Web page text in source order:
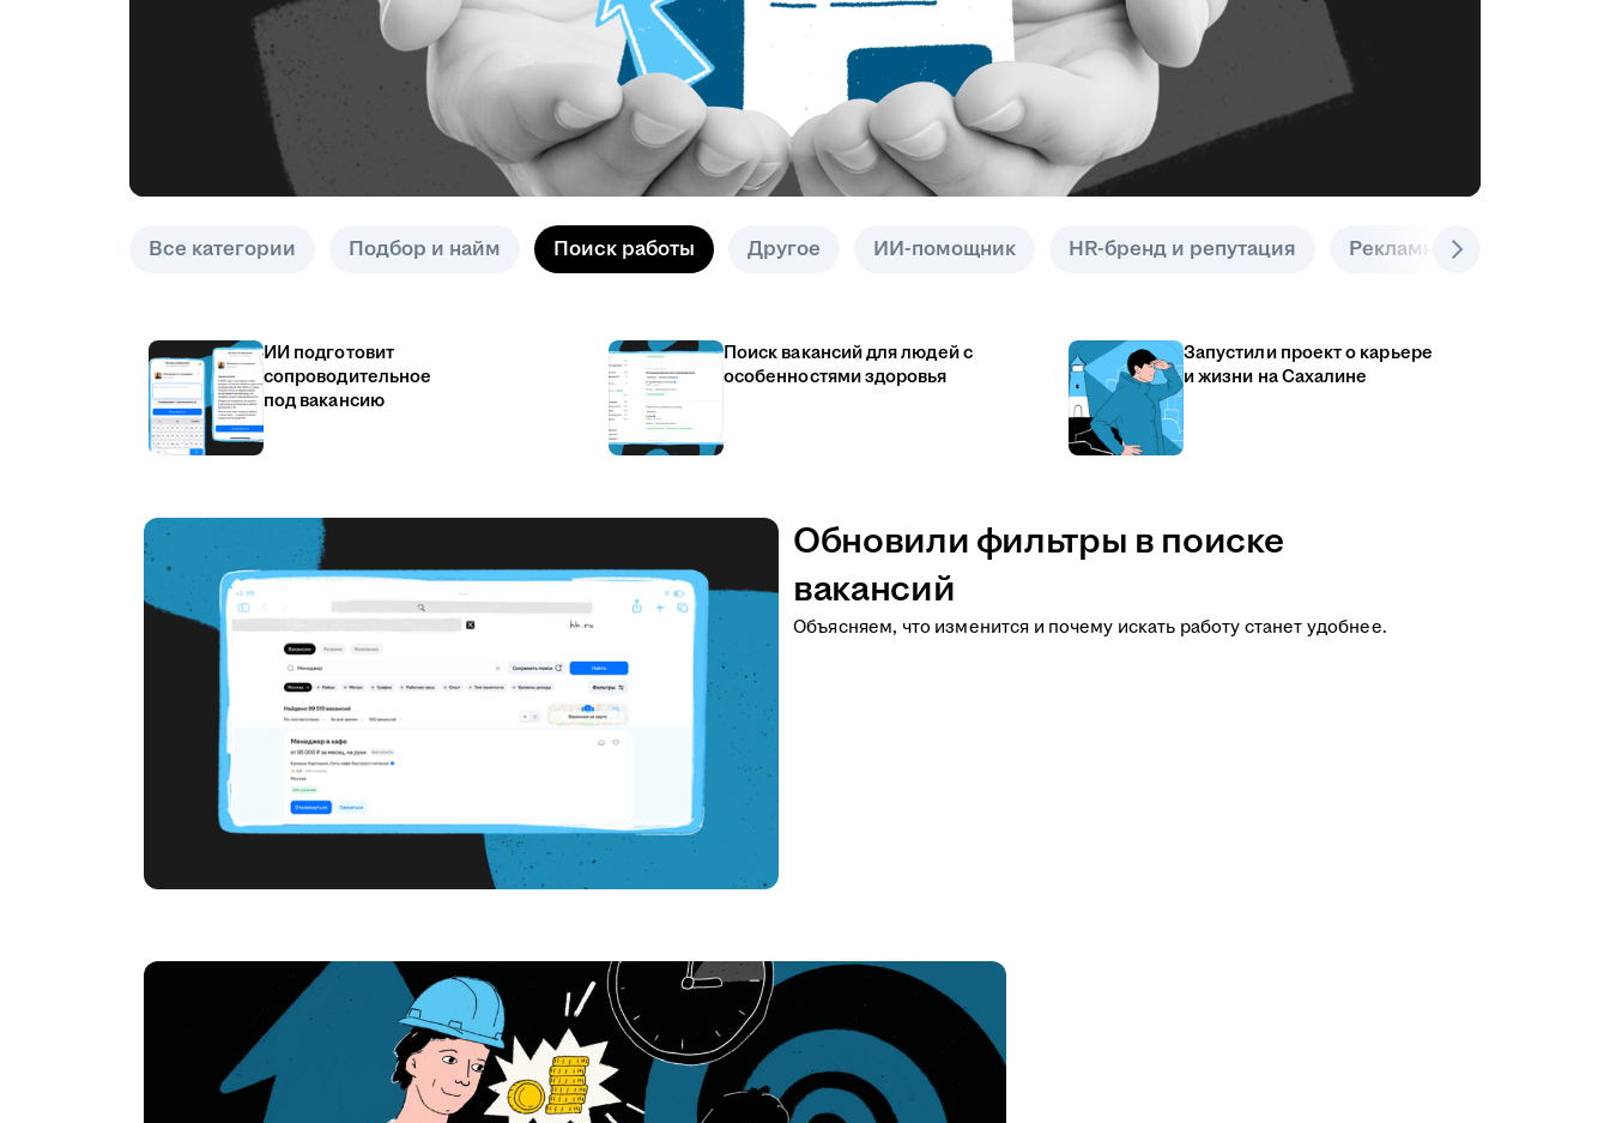
Все категории Подбор и найм Поиск работы Другое ИИ-помощник HR-бренд и репутация Рекламные инструменты
ИИ подготовит
сопроводительное
под вакансию
Поиск вакансий для людей с
особенностями здоровья
Запустили проект о карьере
и жизни на Сахалине
Обновили фильтры в поиске
вакансий
Объясняем, что изменится и почему искать работу станет удобнее.